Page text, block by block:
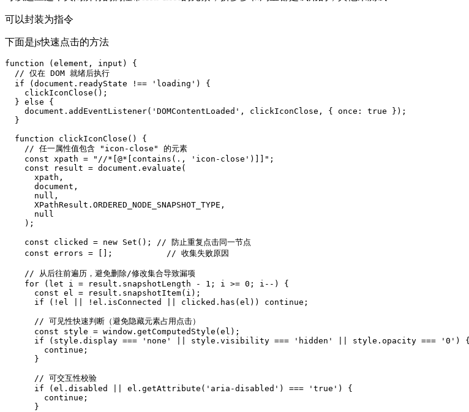
可以封装为指令
下面是js快速点击的方法
function (element, input) {
  // 仅在 DOM 就绪后执行
  if (document.readyState !== 'loading') {
    clickIconClose();
  } else {
    document.addEventListener('DOMContentLoaded', clickIconClose, { once: true });
  }
  function clickIconClose() {
    // 任一属性值包含 "icon-close" 的元素
    const xpath = "//*[@*[contains(., 'icon-close')]]";
    const result = document.evaluate(
      xpath,
      document,
      null,
      XPathResult.ORDERED_NODE_SNAPSHOT_TYPE,
      null
    );
    const clicked = new Set(); // 防止重复点击同一节点
    const errors = [];           // 收集失败原因
    // 从后往前遍历，避免删除/修改集合导致漏项
    for (let i = result.snapshotLength - 1; i >= 0; i--) {
      const el = result.snapshotItem(i);
      if (!el || !el.isConnected || clicked.has(el)) continue;
      // 可见性快速判断（避免隐藏元素占用点击）
      const style = window.getComputedStyle(el);
      if (style.display === 'none' || style.visibility === 'hidden' || style.opacity === '0') {
        continue;
      }
      // 可交互性校验
      if (el.disabled || el.getAttribute('aria-disabled') === 'true') {
        continue;
      }